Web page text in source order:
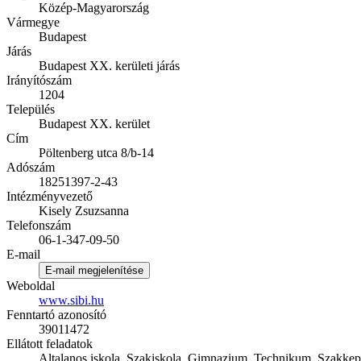
Közép-Magyarország
Vármegye
Budapest
Járás
Budapest XX. kerületi járás
Irányítószám
1204
Település
Budapest XX. kerület
Cím
Pöltenberg utca 8/b-14
Adószám
18251397-2-43
Intézményvezető
Kisely Zsuzsanna
Telefonszám
06-1-347-09-50
E-mail
E-mail megjelenítése
Weboldal
www.sibi.hu
Fenntartó azonosító
39011472
Ellátott feladatok